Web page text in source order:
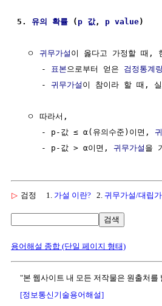
5. 유의 확률 ( p 값, p value)
  ㅇ
귀무가설 이 옳다고 가정할 때,
     -
표본 으로부터 얻은 검정통계
     -
귀무가설 이 참이라 할 때,
  ㅇ 따라서,
     - p-값 ≤ α(유의수준)이면,
     - p-값 > α이면,
귀무가설 을
▷ 검정 1. 가설 이란? 2. 귀무가설/대립
검색
용어해설 종합 (단일 페이지 형태)
"본 웹사이트 내 모든 저작물은 원출처
[정보통신기술용어해설]